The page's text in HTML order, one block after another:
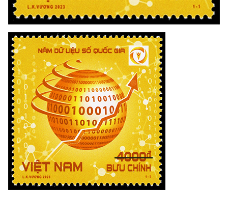
Chọn ngôn ngữ
Vietnamese English
BỘ KHOA HỌC VÀ CÔNG NGHỆ
MINISTRY OF SCIENCE AND TECHNOLOGY
Điều khoản sử dụng Theo dõi MST: Góp ý
Cơ quan chủ quản: Bộ Khoa học và Công nghệ (MST)
Chịu trách nhiệm nội dung: Nguyễn Thị Hải Hằng
Giám đốc Trung tâm Truyền thông Khoa học và Công nghệ.
Liên hệ
Địa chỉ: Ban Biên tập Cổng TTĐT - 18 Nguyễn Du, TP. Hà Nội